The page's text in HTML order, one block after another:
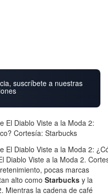
suscríbete a nuestras
Diablo Viste a la Moda 2.
pocas marcas
alto como Starbucks y la
Mientras la cadena de café